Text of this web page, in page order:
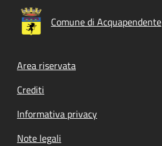
Comune di Acquapendente
Footer menu
Area riservata
Crediti
Informativa privacy
Note legali